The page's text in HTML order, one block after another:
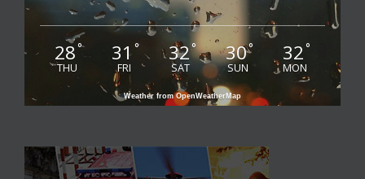
28°
THU
31°
FRI
32°
SAT
30°
SUN
32°
MON
Weather from OpenWeatherMap